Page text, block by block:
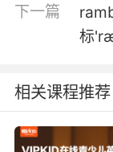
下一篇
标
相关课程推荐